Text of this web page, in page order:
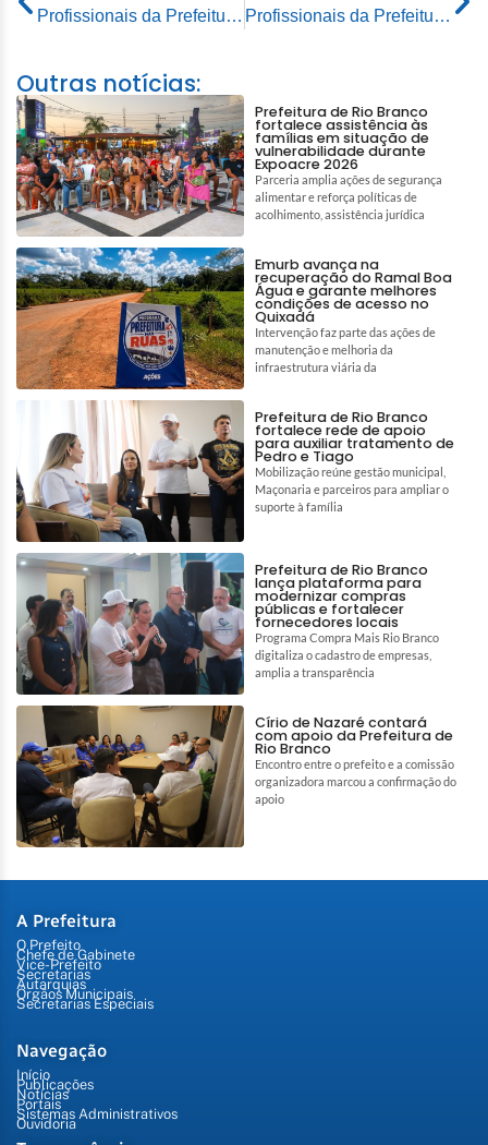
Profissionais da Prefeitura de Rio Branco participam de qualificação sobre implante contraceptivo promovida pelo Ministério da Saúde
Profissionais da Prefeitura de Rio Branco participam de qualificação sobre implante contraceptivo promovida pelo Ministério da Saúde
Outras notícias:
Prefeitura de Rio Branco
fortalece assistência às
famílias em situação de
vulnerabilidade durante
Expoacre 2026
Parceria amplia ações de segurança
alimentar e reforça políticas de
acolhimento, assistência jurídica
Emurb avança na
recuperação do Ramal Boa
Água e garante melhores
condições de acesso no
Quixadá
Intervenção faz parte das ações de
manutenção e melhoria da
infraestrutura viária da
Prefeitura de Rio Branco
fortalece rede de apoio
para auxiliar tratamento de
Pedro e Tiago
Mobilização reúne gestão municipal,
Maçonaria e parceiros para ampliar o
suporte à família
Prefeitura de Rio Branco
lança plataforma para
modernizar compras
públicas e fortalecer
fornecedores locais
Programa Compra Mais Rio Branco
digitaliza o cadastro de empresas,
amplia a transparência
Círio de Nazaré contará
com apoio da Prefeitura de
Rio Branco
Encontro entre o prefeito e a comissão
organizadora marcou a confirmação do
apoio
A Prefeitura
O Prefeito
Chefe de Gabinete
Vice-Prefeito
Secretarias
Autarquias
Órgãos Municipais
Secretarias Especiais
Navegação
Início
Publicações
Notícias
Portais
Sistemas Administrativos
Ouvidoria